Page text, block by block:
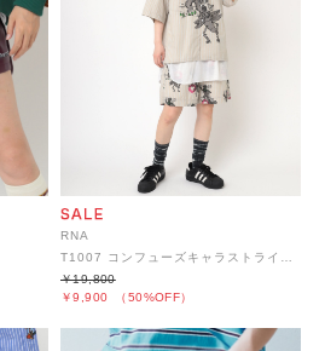
RNA
￥9,900 （50%OFF）
￥19,800